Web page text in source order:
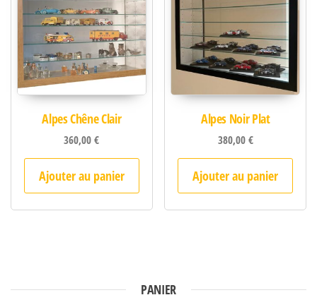
Alpes Chêne Clair
360,00€
Ajouter au panier
Alpes Noir Plat
380,00€
Ajouter au panier
PANIER